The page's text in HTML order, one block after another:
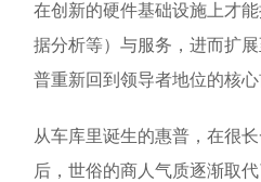
在创新的硬件基础设施上才
据分析等）与服务，进而扩
普重新回到领导者地位的核心
从车库里诞生的惠普，在很
后，世俗的商人气质逐渐取